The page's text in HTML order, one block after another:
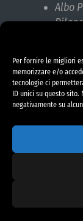
Per fornire le migliori
memorizzare e/o
tecnologie ci
ID unici su questo
negativamente su
Albo